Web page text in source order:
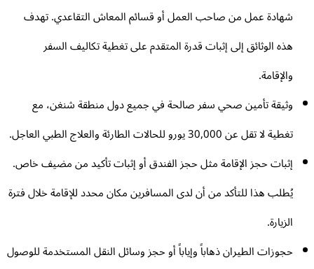
شهادة عمل من صاحب العمل أو قسائم المعاش التقاعدي. تهدف
هذه الوثائق إلى إثبات قدرة المتقدم على تغطية تكاليف السفر
والإقامة.
وثيقة تأمين صحي سفر صالحة في جميع دول منطقة شنغن، مع
تغطية لا تقل عن 30,000 يورو للحالات الطارئة والعلاج الطبي العاجل.
إثبات حجز الإقامة مثل حجز الفندق أو إثبات تأكيد من مضيف خاص.
يُطلب هذا للتأكد من أن لدى المسافرين مكان محدد للإقامة خلال فترة
الزيارة.
حجوزات الطيران ذهاباً وإياباً أو حجز وسائل النقل المستخدمة للوصول